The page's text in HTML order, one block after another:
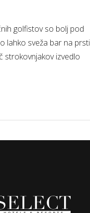
golfistov so bolj pod
lahko sveža bar na
strokovnjakov izvedlo